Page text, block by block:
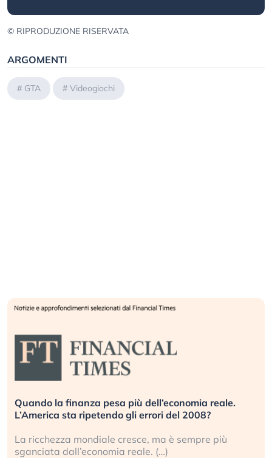
© RIPRODUZIONE RISERVATA
ARGOMENTI
# GTA # Videogiochi
Quando la finanza pesa più dell’economia reale.
L’America sta ripetendo gli errori del 2008?
La ricchezza mondiale cresce, ma è sempre più
sganciata dall’economia reale. (…)